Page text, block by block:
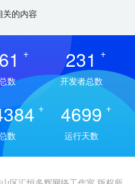
关的内容
+
数
231 +
开发者总数
+
数
4699 +
运行天数